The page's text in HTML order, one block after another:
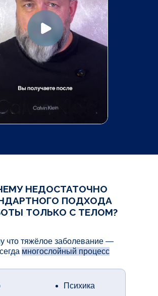
НЕДОСТАТОЧНО
ПОДХОДА
ТОЛЬКО С ТЕЛОМ?
что тяжёлое заболевание —
многослойный процесс
Психика